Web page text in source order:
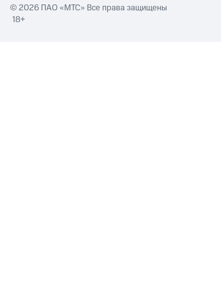
© 2026 ПАО «МТС» Все права защищены
18+